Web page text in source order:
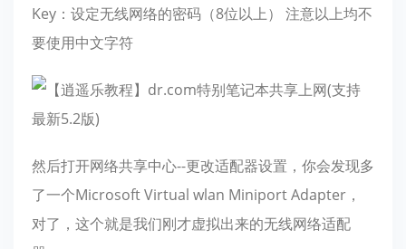
Key：设定无线网络的密码（8位以上） 注意以上均不
要使用中文字符
然后打开网络共享中心--更改适配器设置，你会发现多
了一个Microsoft Virtual wlan Miniport Adapter，
对了，这个就是我们刚才虚拟出来的无线网络适配